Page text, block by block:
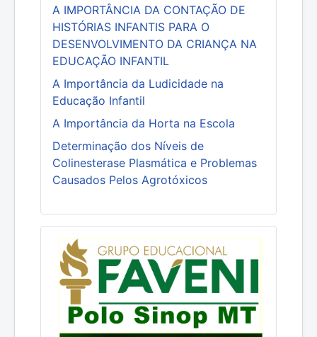
A IMPORTÂNCIA DA CONTAÇÃO DE
HISTÓRIAS INFANTIS PARA O
DESENVOLVIMENTO DA CRIANÇA NA
EDUCAÇÃO INFANTIL
A Importância da Ludicidade na
Educação Infantil
A Importância da Horta na Escola
Determinação dos Níveis de
Colinesterase Plasmática e Problemas
Causados Pelos Agrotóxicos